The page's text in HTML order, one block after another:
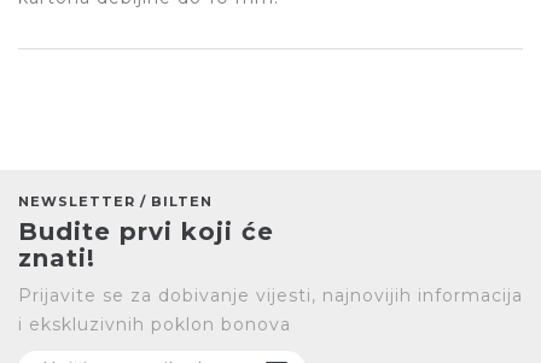
NEWSLETTER / BILTEN
Budite prvi koji će
znati!
Prijavite se za dobivanje vijesti, najnovijih informacija
i ekskluzivnih poklon bonova